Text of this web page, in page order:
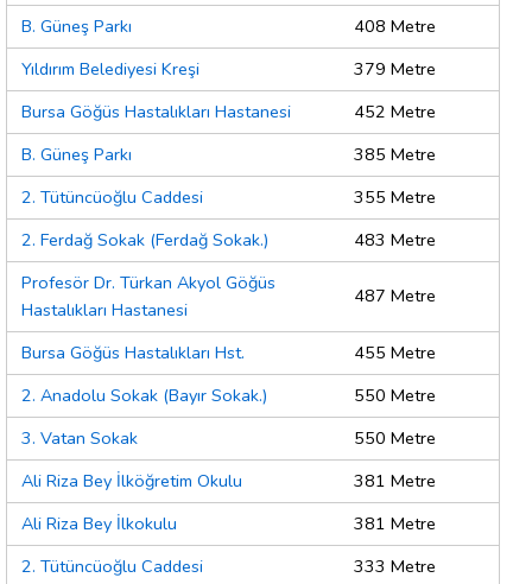
B. Güneş Parkı
408 Metre
Yıldırım Belediyesi Kreşi
379 Metre
Bursa Göğüs Hastalıkları Hastanesi
452 Metre
B. Güneş Parkı
385 Metre
2. Tütüncüoğlu Caddesi
355 Metre
2. Ferdağ Sokak (Ferdağ Sokak.)
483 Metre
Profesör Dr. Türkan Akyol Göğüs
Hastalıkları Hastanesi
487 Metre
Bursa Göğüs Hastalıkları Hst.
455 Metre
2. Anadolu Sokak (Bayır Sokak.)
550 Metre
3. Vatan Sokak
550 Metre
Ali Riza Bey İlköğretim Okulu
381 Metre
Ali Riza Bey İlkokulu
381 Metre
2. Tütüncüoğlu Caddesi
333 Metre